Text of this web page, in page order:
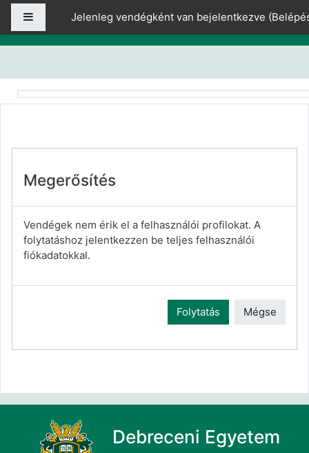
Tovább a fő tartalomhoz
OldalpanelJelenleg vendégként van bejelentkezve (
Megerősítés
Vendégek nem érik el a felhasználói profilokat. A
folytatáshoz jelentkezzen be teljes felhasználói
fiókadatokkal.
Folytatás Mégse
Debreceni Egyetem